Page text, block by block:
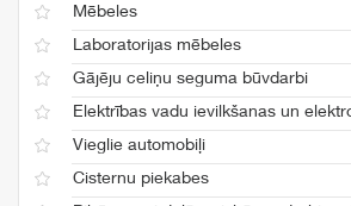
Mēbeles
Laboratorijas mēbeles
Gājēju celiņu seguma būvdarbi
Elektrības vadu ievilkšanas un
Vieglie automobiļi
Cisternu piekabes